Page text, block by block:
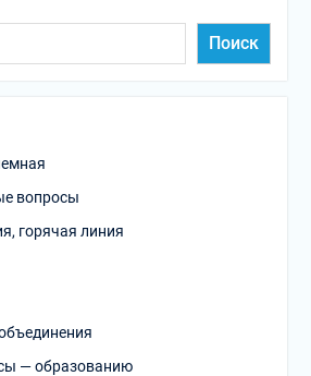
Поиск
вопросы
горячая линия
— образованию